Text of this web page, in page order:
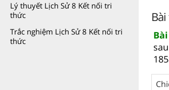
Lý thuyết Lịch Sử 8 Kết nối tri
thức
Trắc nghiệm Lịch Sử 8 Kết nối tri
thức